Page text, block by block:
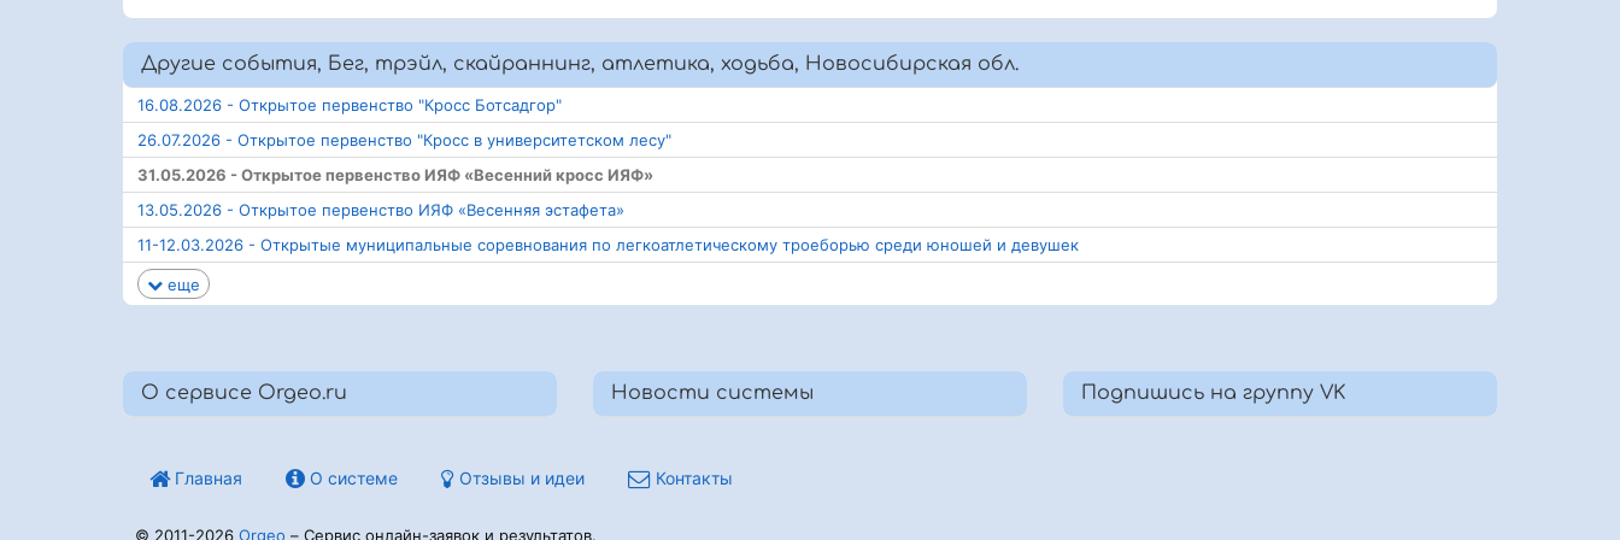
Другие события, Бег, трэйл, скайраннинг, атлетика, ходьба, Новосибирская обл.
16.08.2026 - Открытое первенство "Кросс Ботсадгор"
26.07.2026 - Открытое первенство "Кросс в университетском лесу"
31.05.2026 - Открытое первенство ИЯФ «Весенний кросс ИЯФ»
13.05.2026 - Открытое первенство ИЯФ «Весенняя эстафета»
11-12.03.2026 - Открытые муниципальные соревнования по легкоатлетическому троеборью среди юношей и девушек
еще
О сервисе Orgeo.ru Новости системы Подпишись на группу VK
Главная О системе Отзывы и идеи Контакты
© 2011-2026 Orgeo – Сервис онлайн-заявок и результатов.